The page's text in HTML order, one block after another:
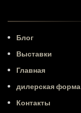
Блог
Выставки
Главная
дилерская форма
Контакты